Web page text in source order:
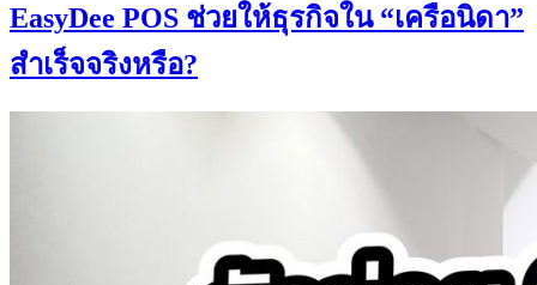
EasyDee POS ช่วยให้ธุรกิจใน “เครือนิดา”
สำเร็จจริงหรือ?